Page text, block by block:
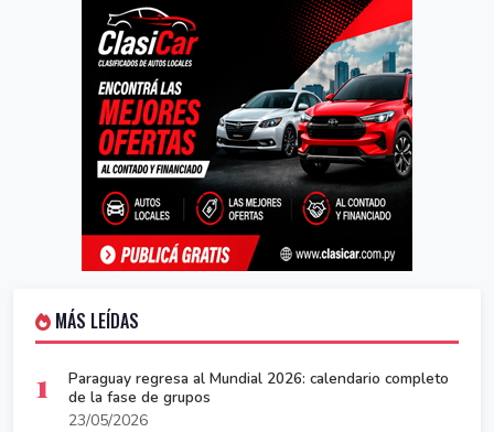
MÁS LEÍDAS
1
Paraguay regresa al Mundial 2026: calendario completo
de la fase de grupos
23/05/2026